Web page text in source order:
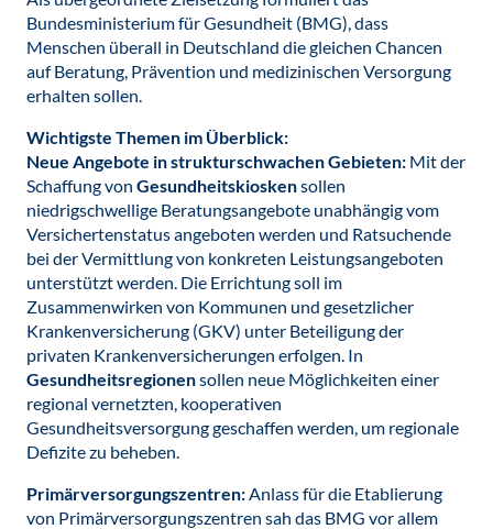
Bundesministerium für Gesundheit (BMG), dass
Menschen überall in Deutschland die gleichen Chancen
auf Beratung, Prävention und medizinischen Versorgung
erhalten sollen.
Wichtigste Themen im Überblick:
Neue Angebote in strukturschwachen Gebieten: Mit der
Schaffung von Gesundheitskioskensollen
niedrigschwellige Beratungsangebote unabhängig vom
Versichertenstatus angeboten werden und Ratsuchende
bei der Vermittlung von konkreten Leistungsangeboten
unterstützt werden. Die Errichtung soll im
Zusammenwirken von Kommunen und gesetzlicher
Krankenversicherung (GKV) unter Beteiligung der
privaten Krankenversicherungen erfolgen. In
Gesundheitsregionensollen neue Möglichkeiten einer
regional vernetzten, kooperativen
Gesundheitsversorgung geschaffen werden, um regionale
Defizite zu beheben.
Primärversorgungszentren:Anlass für die Etablierung
von Primärversorgungszentren sah das BMG vor allem